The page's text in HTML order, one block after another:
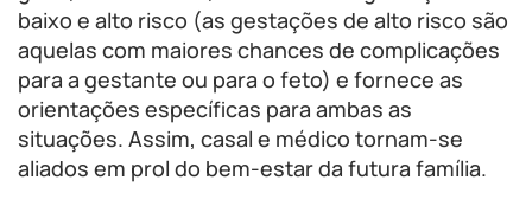
baixo e alto risco (as gestações de alto risco são
aquelas com maiores chances de complicações
para a gestante ou para o feto) e fornece as
orientações específicas para ambas as
situações. Assim, casal e médico tornam-se
aliados em prol do bem-estar da futura família.